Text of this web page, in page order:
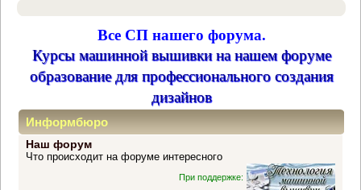
Все СП нашего форума.
Курсы машинной вышивки на нашем форуме
образование для профессионального создания
дизайнов
Информбюро
Наш форум
Что происходит на форуме интересного
При поддержке: